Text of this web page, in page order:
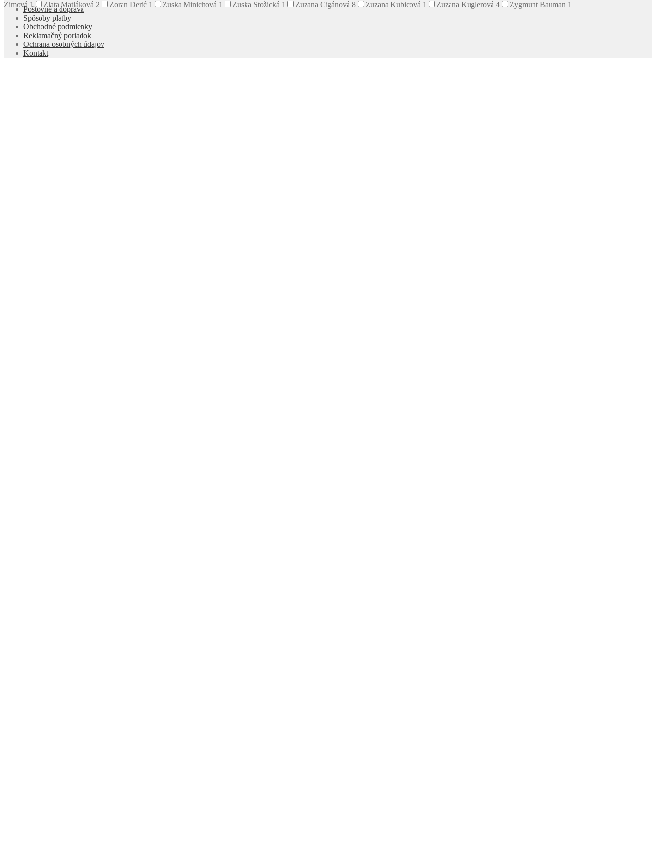
Zimová 1 Zlata Matláková 2 Zoran Derić 1 Zuska Minichová 1 Zuska Stožická 1 Zuzana Cigánová 8 Zuzana Kubicová 1 Zuzana Kuglerová 4 Zygmunt Bauman 1
Poštovné a doprava
Spôsoby platby
Obchodné podmienky
Reklamačný poriadok
Ochrana osobných údajov
Kontakt